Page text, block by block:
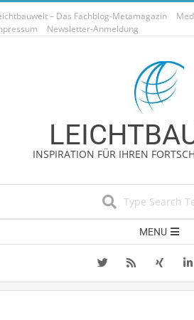
Skip
to
– Das Fachblog-Metamagazin
Newsletter-Anmeldung
INSPIRATION FÜR IHREN
Navigation
MENU